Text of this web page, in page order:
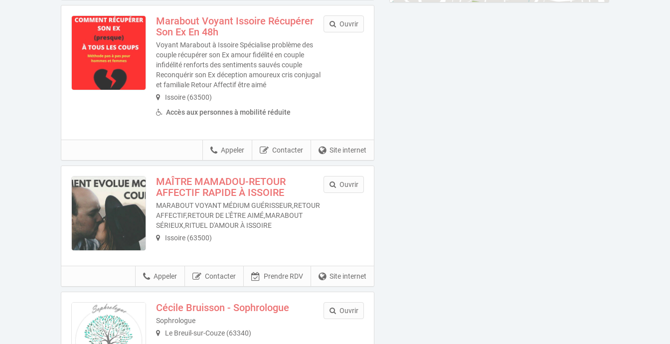
Marabout Voyant Issoire Récupérer
Son Ex En 48h
Voyant Marabout à Issoire Spécialise problème des
couple récupérer son Ex amour fidélité en couple
infidélité renforts des sentiments sauvés couple
Reconquérir son Ex déception amoureux cris conjugal
et familiale Retour Affectif être aimé
Issoire (63500)
Accès aux personnes à mobilité réduite
Ouvrir
Site internet
Contacter
Appeler
MAÎTRE MAMADOU-RETOUR
AFFECTIF RAPIDE À ISSOIRE
MARABOUT VOYANT MÉDIUM GUÉRISSEUR,RETOUR
AFFECTIF,RETOUR DE L'ÊTRE AIMÉ,MARABOUT
SÉRIEUX,RITUEL D'AMOUR À ISSOIRE
Issoire (63500)
Ouvrir
Site internet
Prendre RDV
Contacter
Appeler
Cécile Bruisson - Sophrologue
Sophrologue
Le Breuil-sur-Couze (63340)
Ouvrir